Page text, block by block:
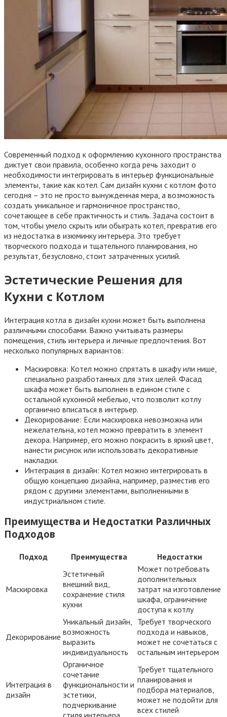
Современный подход к оформлению кухонного пространства
диктует свои правила, особенно когда речь заходит о
необходимости интегрировать в интерьер функциональные
элементы, такие как котел. Сам дизайн кухни с котлом фото
сегодня – это не просто вынужденная мера, а возможность
создать уникальное и гармоничное пространство,
сочетающее в себе практичность и стиль. Задача состоит в
том, чтобы умело скрыть или обыграть котел, превратив его
из недостатка в изюминку интерьера. Это требует
творческого подхода и тщательного планирования, но
результат, безусловно, стоит затраченных усилий.
Эстетические Решения для
Кухни с Котлом
Интеграция котла в дизайн кухни может быть выполнена
различными способами. Важно учитывать размеры
помещения, стиль интерьера и личные предпочтения. Вот
несколько популярных вариантов:
Маскировка: Котел можно спрятать в шкафу или нише,
специально разработанных для этих целей. Фасад
шкафа может быть выполнен в едином стиле с
остальной кухонной мебелью, что позволит котлу
органично вписаться в интерьер.
Декорирование: Если маскировка невозможна или
нежелательна, котел можно превратить в элемент
декора. Например, его можно покрасить в яркий цвет,
нанести рисунок или использовать декоративные
накладки.
Интеграция в дизайн: Котел можно интегрировать в
общую концепцию дизайна, например, разместив его
рядом с другими элементами, выполненными в
индустриальном стиле.
Преимущества и Недостатки Различных
Подходов
Подход Преимущества Недостатки
Маскировка
Эстетичный
внешний вид,
сохранение стиля
кухни
Может потребовать
дополнительных
затрат на изготовление
шкафа, ограничение
доступа к котлу
Декорирование
Уникальный дизайн,
возможность
выразить
индивидуальность
Требует творческого
подхода и навыков,
может не сочетаться с
остальным интерьером
Интеграция в
дизайн
Органичное
сочетание
функциональности и
эстетики,
подчеркивание
Требует тщательного
планирования и
подбора материалов,
может не подойти для
всех стилей